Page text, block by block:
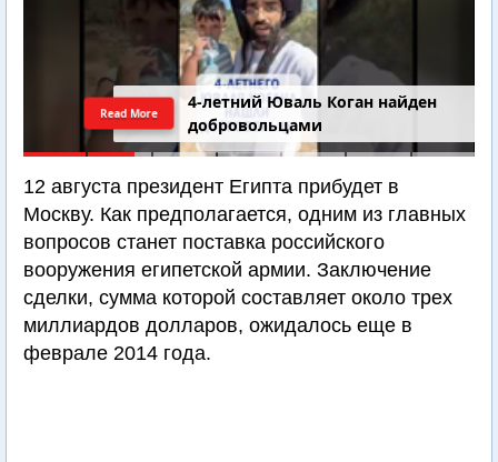
4-летний Юваль Коган найден
добровольцами
Read More
12 августа президент Египта прибудет в
Москву. Как предполагается, одним из главных
вопросов станет поставка российского
вооружения египетской армии. Заключение
сделки, сумма которой составляет около трех
миллиардов долларов, ожидалось еще в
феврале 2014 года.